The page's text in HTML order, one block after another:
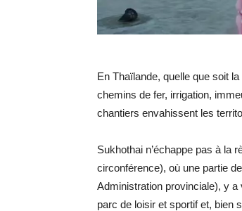
En Thaïlande, quelle que soit
chemins de fer, irrigation,
chantiers envahissent les
Sukhothai n’échappe pas à la
circonférence), où une partie
Administration provinciale), y a
parc de loisir et sportif et, bien